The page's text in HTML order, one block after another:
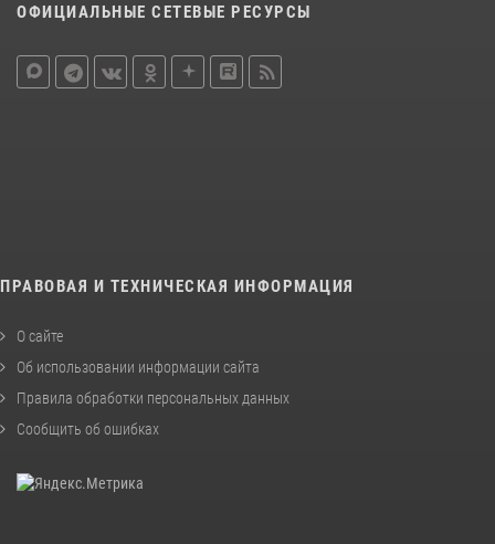
ОФИЦИАЛЬНЫЕ СЕТЕВЫЕ РЕСУРСЫ
ПРАВОВАЯ И ТЕХНИЧЕСКАЯ ИНФОРМАЦИЯ
О сайте
Об использовании информации сайта
Правила обработки персональных данных
Сообщить об ошибках